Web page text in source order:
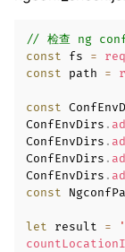
// 检查 ng
const fs =
const path =
const
ConfEnvDirs .
ConfEnvDirs .
ConfEnvDirs .
ConfEnvDirs .
const
let result =